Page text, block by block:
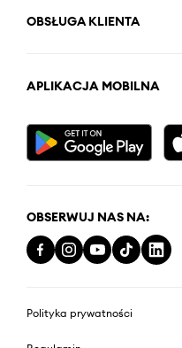
OBSŁUGA KLIENTA
APLIKACJA MOBILNA
OBSERWUJ NAS NA:
Polityka prywatności